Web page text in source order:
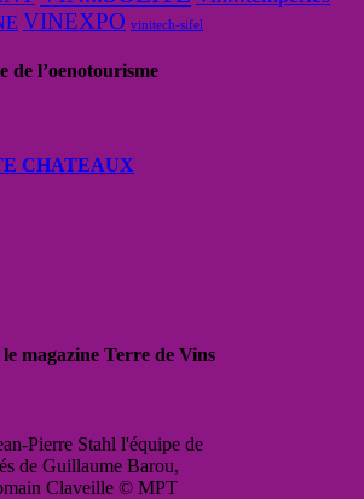
VINEXPO vinitech-sifel
de l’oenotourisme
CHATEAUX
magazine Terre de Vins
Pierre Stahl l'équipe de
de Guillaume Barou,
Claveille © MPT